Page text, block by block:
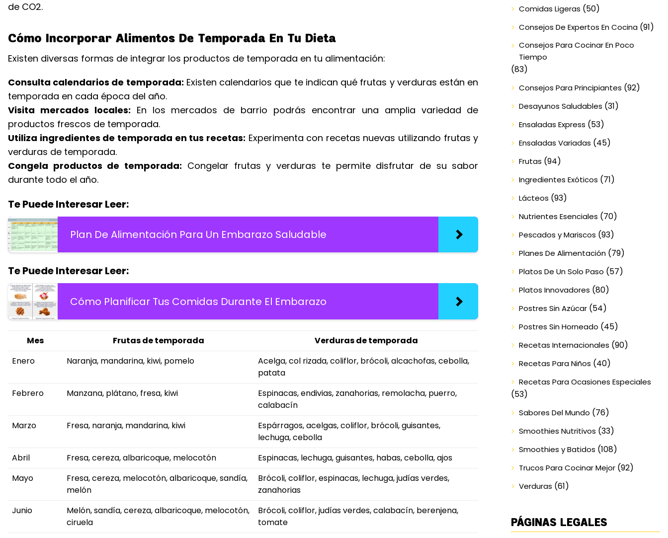
de CO2.
Cómo Incorporar Alimentos De Temporada En Tu Dieta
Existen diversas formas de integrar los productos de temporada en tu alimentación:
Consulta calendarios de temporada: Existen calendarios que te indican qué frutas y verduras están en
temporada en cada época del año.
Visita mercados locales: En los mercados de barrio podrás encontrar una amplia variedad de
productos frescos de temporada.
Utiliza ingredientes de temporada en tus recetas: Experimenta con recetas nuevas utilizando frutas y
verduras de temporada.
Congela productos de temporada: Congelar frutas y verduras te permite disfrutar de su sabor
durante todo el año.
Te Puede Interesar Leer:
Plan De Alimentación Para Un Embarazo Saludable
Te Puede Interesar Leer:
Cómo Planificar Tus Comidas Durante El Embarazo
Mes Frutas de temporada
Verduras de temporada
Enero
Naranja, mandarina, kiwi, pomelo
Acelga, col rizada, coliflor, brócoli, alcachofas, cebolla,
patata
Febrero
Manzana, plátano, fresa, kiwi
Espinacas, endivias, zanahorias, remolacha, puerro,
calabacín
Marzo
Fresa, naranja, mandarina, kiwi
Espárragos, acelgas, coliflor, brócoli, guisantes,
lechuga, cebolla
Abril
Fresa, cereza, albaricoque, melocotón
Espinacas, lechuga, guisantes, habas, cebolla, ajos
Mayo
Fresa, cereza, melocotón, albaricoque, sandía,
melón
Brócoli, coliflor, espinacas, lechuga, judías verdes,
zanahorias
Junio
Melón, sandía, cereza, albaricoque, melocotón,
ciruela
Brócoli, coliflor, judías verdes, calabacín, berenjena,
tomate
Comidas Ligeras (50)
Consejos De Expertos En Cocina(91)
Consejos Para Cocinar En Poco
Tiempo
(83)
Consejos Para Principiantes (92)
Desayunos Saludables (31)
Ensaladas Express (53)
Ensaladas Variadas (45)
Frutas (94)
Ingredientes Exóticos (71)
Lácteos (93)
Nutrientes Esenciales (70)
Pescados y Mariscos (93)
Planes De Alimentación(79)
Platos De Un Solo Paso (57)
Platos Innovadores (80)
Postres Sin Azúcar(54)
Postres Sin Horneado (45)
Recetas Internacionales (90)
Recetas Para Niños (40)
Recetas Para Ocasiones Especiales
(53)
Sabores Del Mundo (76)
Smoothies Nutritivos (33)
Smoothies y Batidos (108)
Trucos Para Cocinar Mejor(92)
Verduras (61)
PÁGINAS LEGALES